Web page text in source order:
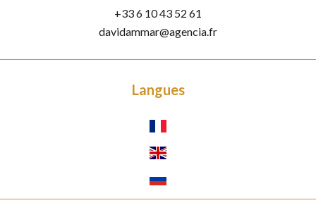
+33 6 10 43 52 61
davidammar@agencia.fr
Langues